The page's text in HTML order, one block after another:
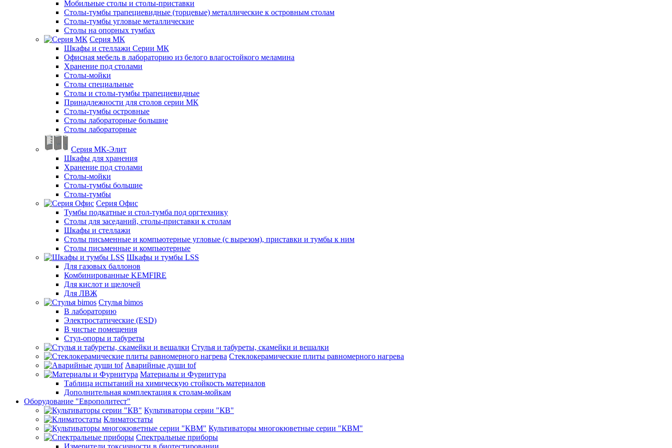
Мобильные столы и столы-приставки
Столы-тумбы трапециевидные (торцевые) металлические к островным столам
Столы-тумбы угловые металлические
Столы на опорных тумбах
Серия МК
Шкафы и стеллажи Серии МК
Офисная мебель в лабораторию из белого влагостойкого меламина
Хранение под столами
Столы-мойки
Столы специальные
Столы и столы-тумбы трапециевидные
Принадлежности для столов серии МК
Столы-тумбы островные
Столы лабораторные большие
Столы лабораторные
Серия МК-Элит
Шкафы для хранения
Хранение под столами
Столы-мойки
Столы-тумбы большие
Столы-тумбы
Серия Офис
Тумбы подкатные и стол-тумба под оргтехнику
Столы для заседаний, столы-приставки к столам
Шкафы и стеллажи
Столы письменные и компьютерные угловые (с вырезом), приставки и тумбы к ним
Столы письменные и компьютерные
Шкафы и тумбы LSS
Для газовых баллонов
Комбинированные KEMFIRE
Для кислот и щелочей
Для ЛВЖ
Стулья bimos
В лабораторию
Электростатические (ESD)
В чистые помещения
Стул-опоры и табуреты
Стулья и табуреты, скамейки и вешалки
Стеклокерамические плиты равномерного нагрева
Аварийные души tof
Материалы и Фурнитура
Таблица испытаний на химическую стойкость материалов
Дополнительная комплектация к столам-мойкам
Оборудование "Европолитест"
Культиваторы серии "КВ"
Климатостаты
Культиваторы многокюветные серии "КВМ"
Спектральные приборы
Измерители токсичности в биотестировании